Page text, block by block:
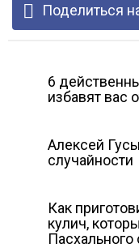
Поделиться
6
избавят вас
Алексей
случайности
Как
кулич,
Пасхального